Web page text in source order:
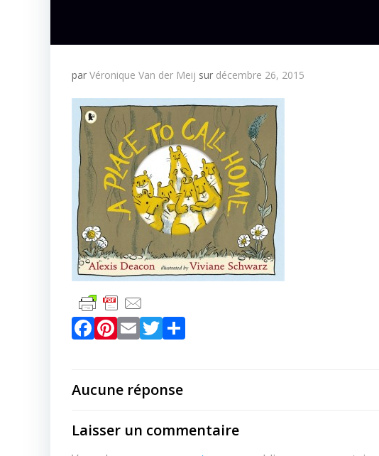
par Véronique Van der Meij sur décembre 26, 2015
Facebook
Pinterest
EmailTwitter
Aucune réponse
Laisser un commentaire